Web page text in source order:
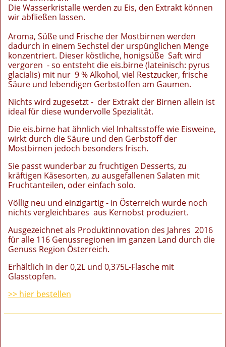
Die Wasserkristalle werden zu Eis, den Extrakt können
wir abfließen lassen.
Aroma, Süße und Frische der Mostbirnen werden
dadurch in einem Sechstel der urspünglichen Menge
konzentriert. Dieser köstliche, honigsüße Saft wird
vergoren - so entsteht die eis.birne (lateinisch: pyrus
glacialis) mit nur 9 % Alkohol, viel Restzucker, frische
Säure und lebendigen Gerbstoffen am Gaumen.
Nichts wird zugesetzt - der Extrakt der Birnen allein ist
ideal für diese wundervolle Spezialität.
Die eis.birne hat ähnlich viel Inhaltsstoffe wie Eisweine,
wirkt durch die Säure und den Gerbstoff der
Mostbirnen jedoch besonders frisch.
Sie passt wunderbar zu fruchtigen Desserts, zu
kräftigen Käsesorten, zu ausgefallenen Salaten mit
Fruchtanteilen, oder einfach solo.
Völlig neu und einzigartig - in Österreich wurde noch
nichts vergleichbares aus Kernobst produziert.
Ausgezeichnet als Produktinnovation des Jahres 2016
für alle 116 Genussregionen im ganzen Land durch die
Genuss Region Österreich.
Erhältlich in der 0,2L und 0,375L-Flasche mit
Glasstopfen.
>> hier bestellen